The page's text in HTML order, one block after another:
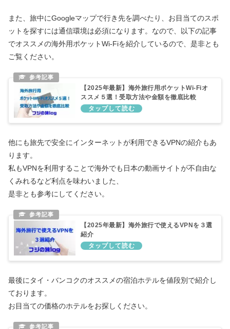
また、旅中にGoogleマップで行き先を調べたり、お目当てのスポ
ットを探すには通信環境は必須になります。なので、以下の記事
でオススメの海外用ポケットWi-Fiを紹介しているので、是非とも
ご覧ください。
【2025年最新】海外旅行用ポケットWi-Fiオ
ススメ５選！受取方法や金額を徹底比較
他にも旅先で安全にインターネットが利用できるVPNの紹介もあ
ります。
私もVPNを利用することで海外でも日本の動画サイトが不自由な
くみれるなど利点を味わいました、
是非とも参考にしてください。
【2025年最新】海外旅行で使えるVPNを３選
紹介
最後にタイ・バンコクのオススメの宿泊ホテルを値段別で紹介し
ております。
お目当ての価格のホテルをお探しください。